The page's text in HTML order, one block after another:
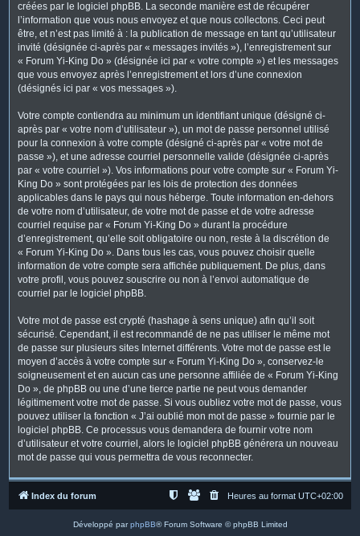
créées par le logiciel phpBB. La seconde manière est de récupérer
l’information que vous nous envoyez et que nous collectons. Ceci peut
être, et n’est pas limité à : la publication de message en tant qu’utilisateur
invité (désignée ci-après par « messages invités »), l’enregistrement sur
« Forum Yi-King Do » (désignée ici par « votre compte ») et les messages
que vous envoyez après l’enregistrement et lors d’une connexion
(désignés ici par « vos messages »).
Votre compte contiendra au minimum un identifiant unique (désigné ci-
après par « votre nom d’utilisateur »), un mot de passe personnel utilisé
pour la connexion à votre compte (désigné ci-après par « votre mot de
passe »), et une adresse courriel personnelle valide (désignée ci-après
par « votre courriel »). Vos informations pour votre compte sur « Forum Yi-
King Do » sont protégées par les lois de protection des données
applicables dans le pays qui nous héberge. Toute information en-dehors
de votre nom d’utilisateur, de votre mot de passe et de votre adresse
courriel requise par « Forum Yi-King Do » durant la procédure
d’enregistrement, qu’elle soit obligatoire ou non, reste à la discrétion de
« Forum Yi-King Do ». Dans tous les cas, vous pouvez choisir quelle
information de votre compte sera affichée publiquement. De plus, dans
votre profil, vous pouvez souscrire ou non à l’envoi automatique de
courriel par le logiciel phpBB.
Votre mot de passe est crypté (hashage à sens unique) afin qu’il soit
sécurisé. Cependant, il est recommandé de ne pas utiliser le même mot
de passe sur plusieurs sites Internet différents. Votre mot de passe est le
moyen d’accès à votre compte sur « Forum Yi-King Do », conservez-le
soigneusement et en aucun cas une personne affiliée de « Forum Yi-King
Do », de phpBB ou une d’une tierce partie ne peut vous demander
légitimement votre mot de passe. Si vous oubliez votre mot de passe, vous
pouvez utiliser la fonction « J’ai oublié mon mot de passe » fournie par le
logiciel phpBB. Ce processus vous demandera de fournir votre nom
d’utilisateur et votre courriel, alors le logiciel phpBB générera un nouveau
mot de passe qui vous permettra de vous reconnecter.
Index du forum Heures au format UTC+02:00
Développé parphpBB® Forum Software © phpBB Limited